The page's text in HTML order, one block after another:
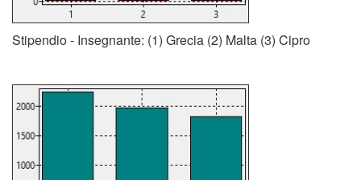
Stipendio - Insegnante: (1) Grecia (2) Malta (3) Cipro